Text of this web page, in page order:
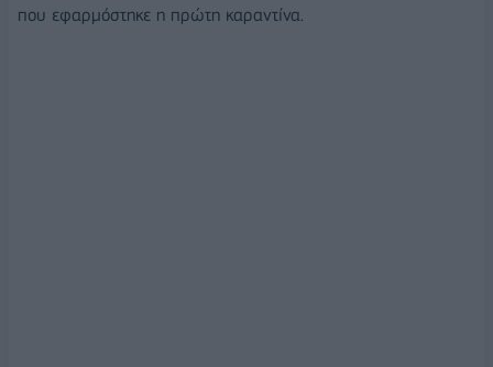
που εφαρμόστηκε η πρώτη καραντίνα.